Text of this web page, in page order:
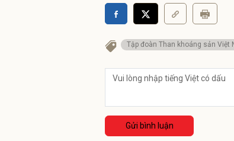
Tập đoàn Than khoáng sản Việt
Gửi bình luận